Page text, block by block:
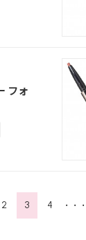
フォ
2 3 4 ・・・